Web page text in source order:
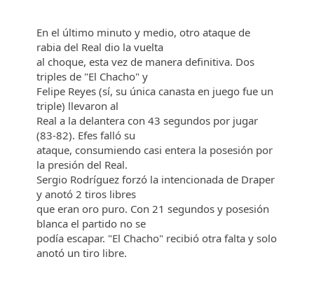
En el último minuto y medio, otro ataque de
rabia del Real dio la vuelta
al choque, esta vez de manera definitiva. Dos
triples de "El Chacho" y
Felipe Reyes (sí, su única canasta en juego fue un
triple) llevaron al
Real a la delantera con 43 segundos por jugar
(83-82). Efes falló su
ataque, consumiendo casi entera la posesión por
la presión del Real.
Sergio Rodríguez forzó la intencionada de Draper
y anotó 2 tiros libres
que eran oro puro. Con 21 segundos y posesión
blanca el partido no se
podía escapar. "El Chacho" recibió otra falta y solo
anotó un tiro libre.